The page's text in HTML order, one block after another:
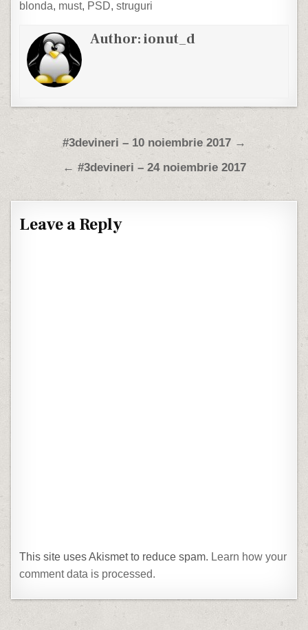
blonda, must, PSD,struguri
Author:ionut_d
Post navigation
#3devineri – 10 noiembrie 2017 →
← #3devineri – 24 noiembrie 2017
Leave a Reply
This site uses Akismet to reduce spam. Learn how your
comment data is processed.